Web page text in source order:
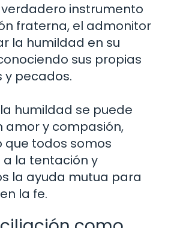
verdadero instrumento
fraterna, el admonitor
la humildad en su
sus propias
y pecados.
humildad se puede
amor y compasión,
que todos somos
la tentación y
la ayuda mutua para
la fe.